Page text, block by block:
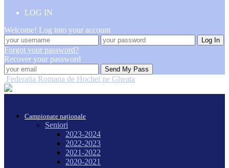
LOG IN
Welcome! Log into your account
Forgot your password?
Recover your password
Federatia Romana de Hochei pe Gheata
Campionate naționale
Seniori
2023-2024
2022-2023
2021-2022
2020-2021